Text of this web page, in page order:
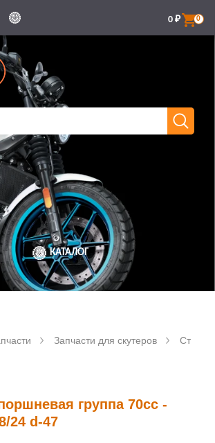
0
0 ₽
КАТАЛОГ
Запчасти для скутеров
группа 70cc -
24 d-47